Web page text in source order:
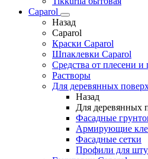
Caparol
Назад
Caparol
Краски Caparol
Шпаклевки Caparol
Средства от плесени и
Растворы
Для деревянных
Назад
Для деревянных
Фасадные
Армирующие
Фасадные сетки
Профили для